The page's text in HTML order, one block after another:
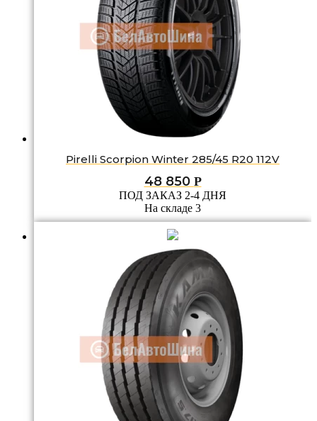
Pirelli Scorpion Winter 285/45 R20 112V
48 850 Р
ПОД ЗАКАЗ 2-4 ДНЯ
На складе 3